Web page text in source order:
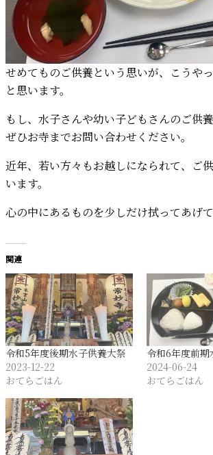
せめてものご供養という思いが、こうや
と思います。
もし、水子さんや幼い子どもさんのご供
ぜひお寺までお問い合わせください。
近年、若い方々もお越しになられて、ご
います。
心の中にあるものを少しだけ拭ってあげて
関連
令和5年度後期水子供養大祭
2023-12-22
おてらごはん
令和6年度前期
2024-06-24
おてらごはん